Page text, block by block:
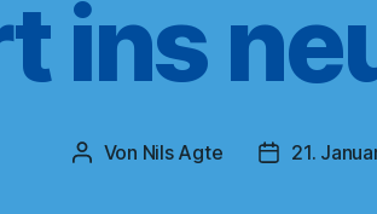
ins
Beitragsautor
Von Nils Agte 21.